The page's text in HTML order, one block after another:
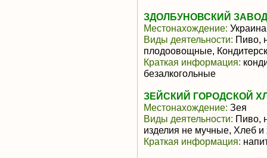
ЗДОЛБУНОВСКИЙ
Местонахождение: Украина
Виды деятельности: Пиво,
плодоовощные,
Краткая информация:
безалкогольные
ЗЕЙСКИЙ ГОРОДСКОЙ
Местонахождение: Зея
Виды деятельности: Пиво,
изделия не мучные, Хлеб
Краткая информация: